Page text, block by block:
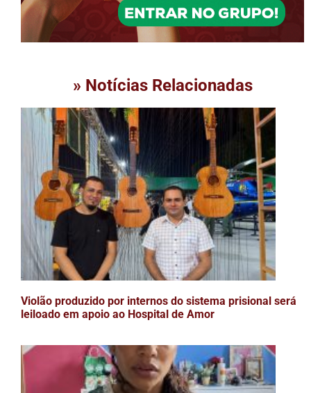
» Notícias Relacionadas
Violão produzido por internos do sistema prisional será
leiloado em apoio ao Hospital de Amor